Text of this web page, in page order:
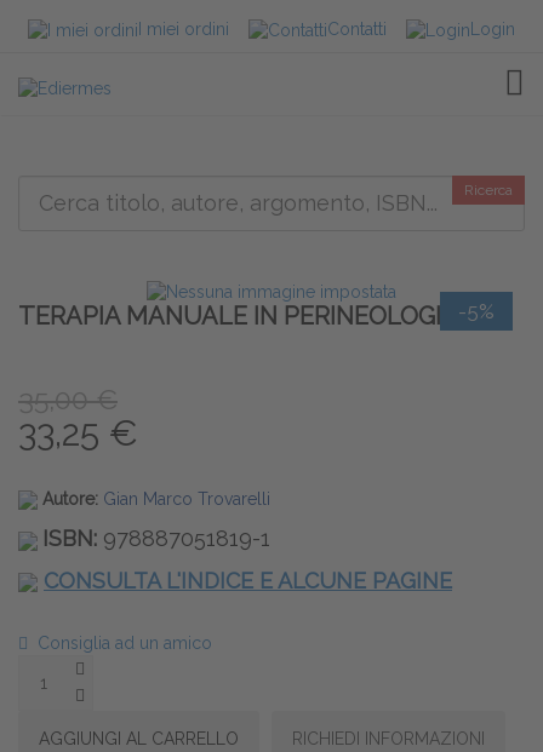
I miei ordini Contatti Login
Ricerca
-5%
TERAPIA MANUALE IN PERINEOLOGIA
35,00 €
33,25 €
Autore: Gian Marco Trovarelli
ISBN: 978887051819-1
CONSULTA L'INDICE E ALCUNE PAGINE
Consiglia ad un amico